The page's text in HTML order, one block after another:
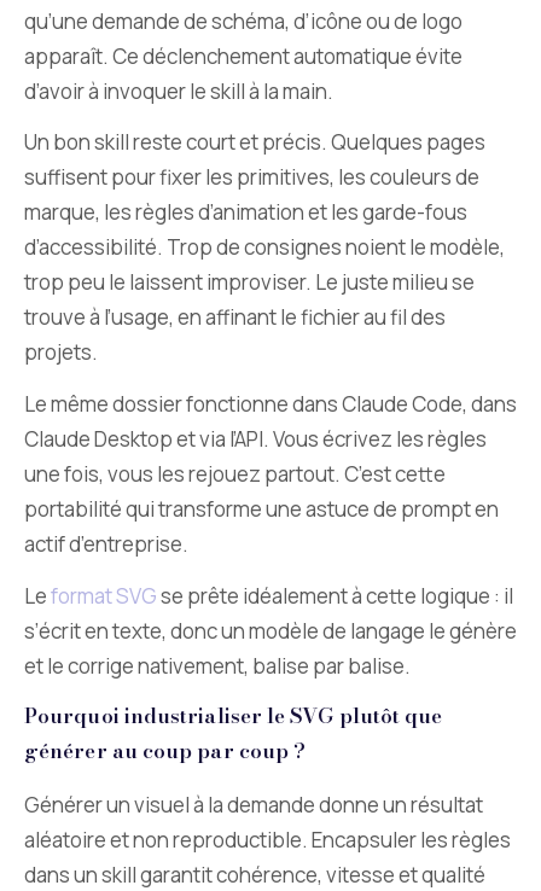
qu’une demande de schéma, d’icône ou de logo
apparaît. Ce déclenchement automatique évite
d’avoir à invoquer le skill à la main.
Un bon skill reste court et précis. Quelques pages
suffisent pour fixer les primitives, les couleurs de
marque, les règles d’animation et les garde-fous
d’accessibilité. Trop de consignes noient le modèle,
trop peu le laissent improviser. Le juste milieu se
trouve à l’usage, en affinant le fichier au fil des
projets.
Le même dossier fonctionne dans Claude Code, dans
Claude Desktop et via l’API. Vous écrivez les règles
une fois, vous les rejouez partout. C’est cette
portabilité qui transforme une astuce de prompt en
actif d’entreprise.
Leformat SVGse prête idéalement à cette logique : il
s’écrit en texte, donc un modèle de langage le génère
et le corrige nativement, balise par balise.
Pourquoi industrialiser le SVG plutôt que
générer au coup par coup ?
Générer un visuel à la demande donne un résultat
aléatoire et non reproductible. Encapsuler les règles
dans un skill garantit cohérence, vitesse et qualité